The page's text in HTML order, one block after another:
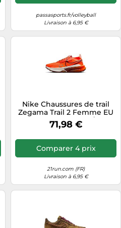
passasports.fr/volleyball
Livraison à 6,95 €
Nike Chaussures de trail
Zegama Trail 2 Femme EU
40,5 Hyper Crimson / Dark
Team Red
71,98 €
Comparer 4 prix
21run.com (FR)
Livraison à 6,95 €